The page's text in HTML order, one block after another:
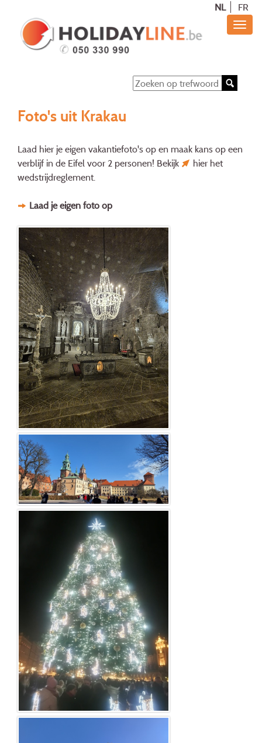
NL FR
Foto's uit Krakau
Laad hier je eigen vakantiefoto's op en maak kans op een
verblijf in de Eifel voor 2 personen! Bekijk
hier het
wedstrijdreglement.
Laad je eigen foto op